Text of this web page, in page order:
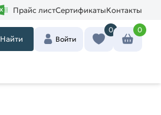
Прайс листСертификатыКонтакты
Найти Войти
0 0